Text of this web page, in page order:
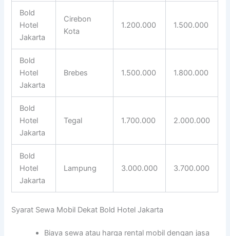
Bold
Hotel
Jakarta
Cirebon
Kota
1.200.000 1.500.000
Bold
Hotel
Jakarta
Brebes 1.500.000 1.800.000
Bold
Hotel
Jakarta
Tegal 1.700.000 2.000.000
Bold
Hotel
Jakarta
Lampung 3.000.000 3.700.000
Syarat Sewa Mobil Dekat Bold Hotel Jakarta
Biaya sewa atau harga rental mobil dengan jasa